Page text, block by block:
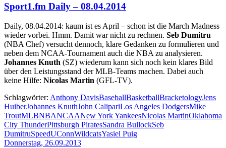
Sport1.fm Daily – 08.04.2014
Daily, 08.04.2014: kaum ist es April – schon ist die March Madness
wieder vorbei. Hmm. Damit war nicht zu rechnen. Seb Dumitru
(NBA Chef) versucht dennoch, klare Gedanken zu formulieren und
neben dem NCAA-Tournament auch die NBA zu analysieren.
Johannes Knuth (SZ) wiederum kann sich noch kein klares Bild
über den Leistungsstand der MLB-Teams machen. Dabei auch
keine Hilfe: Nicolas Martin (GFL-TV).
Schlagwörter: Anthony DavisBaseballBasketballBracketologyJens
HuiberJohannes KnuthJohn CalipariLos Angeles DodgersMike
TroutMLBNBANCAANew York YankeesNicolas MartinOklahoma
City ThunderPittsburgh PiratesSandra BullockSeb
DumitruSpeedUConnWildcatsYasiel Puig
Donnerstag, 26.09.2013